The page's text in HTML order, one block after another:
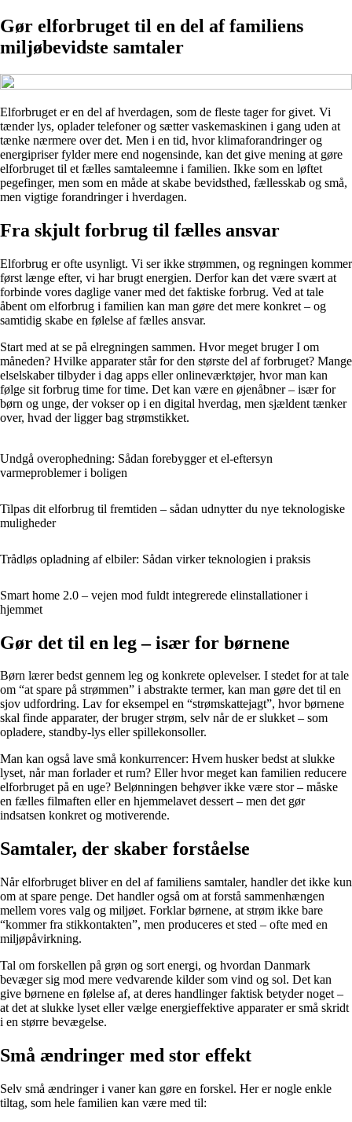
Gør elforbruget til en del af familiens
miljøbevidste samtaler
Elforbruget er en del af hverdagen, som de fleste tager for givet. Vi
tænder lys, oplader telefoner og sætter vaskemaskinen i gang uden at
tænke nærmere over det. Men i en tid, hvor klimaforandringer og
energipriser fylder mere end nogensinde, kan det give mening at gøre
elforbruget til et fælles samtaleemne i familien. Ikke som en løftet
pegefinger, men som en måde at skabe bevidsthed, fællesskab og små,
men vigtige forandringer i hverdagen.
Fra skjult forbrug til fælles ansvar
Elforbrug er ofte usynligt. Vi ser ikke strømmen, og regningen kommer
først længe efter, vi har brugt energien. Derfor kan det være svært at
forbinde vores daglige vaner med det faktiske forbrug. Ved at tale
åbent om elforbrug i familien kan man gøre det mere konkret – og
samtidig skabe en følelse af fælles ansvar.
Start med at se på elregningen sammen. Hvor meget bruger I om
måneden? Hvilke apparater står for den største del af forbruget? Mange
elselskaber tilbyder i dag apps eller onlineværktøjer, hvor man kan
følge sit forbrug time for time. Det kan være en øjenåbner – især for
børn og unge, der vokser op i en digital hverdag, men sjældent tænker
over, hvad der ligger bag strømstikket.
Undgå overophedning: Sådan forebygger et el-eftersyn
varmeproblemer i boligen
Tilpas dit elforbrug til fremtiden – sådan udnytter du nye teknologiske
muligheder
Trådløs opladning af elbiler: Sådan virker teknologien i praksis
Smart home 2.0 – vejen mod fuldt integrerede elinstallationer i
hjemmet
Gør det til en leg – især for børnene
Børn lærer bedst gennem leg og konkrete oplevelser. I stedet for at tale
om “at spare på strømmen” i abstrakte termer, kan man gøre det til en
sjov udfordring. Lav for eksempel en “strømskattejagt”, hvor børnene
skal finde apparater, der bruger strøm, selv når de er slukket – som
opladere, standby-lys eller spillekonsoller.
Man kan også lave små konkurrencer: Hvem husker bedst at slukke
lyset, når man forlader et rum? Eller hvor meget kan familien reducere
elforbruget på en uge? Belønningen behøver ikke være stor – måske
en fælles filmaften eller en hjemmelavet dessert – men det gør
indsatsen konkret og motiverende.
Samtaler, der skaber forståelse
Når elforbruget bliver en del af familiens samtaler, handler det ikke kun
om at spare penge. Det handler også om at forstå sammenhængen
mellem vores valg og miljøet. Forklar børnene, at strøm ikke bare
“kommer fra stikkontakten”, men produceres et sted – ofte med en
miljøpåvirkning.
Tal om forskellen på grøn og sort energi, og hvordan Danmark
bevæger sig mod mere vedvarende kilder som vind og sol. Det kan
give børnene en følelse af, at deres handlinger faktisk betyder noget –
at det at slukke lyset eller vælge energieffektive apparater er små skridt
i en større bevægelse.
Små ændringer med stor effekt
Selv små ændringer i vaner kan gøre en forskel. Her er nogle enkle
tiltag, som hele familien kan være med til: